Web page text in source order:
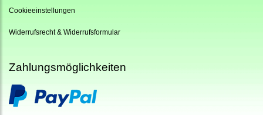
Cookieeinstellungen
Widerrufsrecht & Widerrufsformular
Zahlungsmöglichkeiten